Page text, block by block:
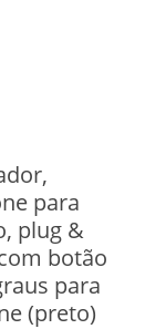
para
plug &
botão
para
(preto)